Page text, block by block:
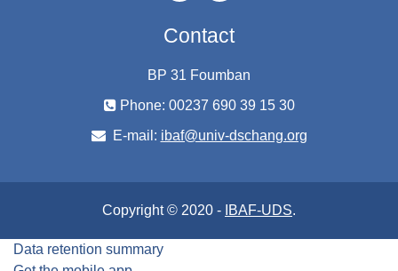
Contact
BP 31 Foumban
Phone: 00237 690 39 15 30
E-mail: ibaf@univ-dschang.org
Copyright © 2020 - IBAF-UDS.
Data retention summary